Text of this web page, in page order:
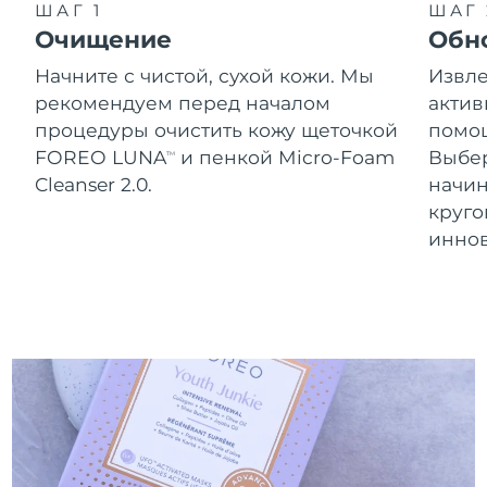
ШАГ 1
Очищение
Начните с чистой, сухой кожи. Мы
рекомендуем перед началом
процедуры очистить кожу щеточкой
FOREO LUNATM
и пенкой Micro-Foam
Cleanser 2.0.
ШАГ
8/10/26
Словения
8/10/26
Южно-Африканская
Республика
Ожидаемая дата доставки
Ожидаемая дата доставки
8/12/26
Швейцария
Ожидаемая дата доставки
Тайвань
Ожидаемая дата доставки